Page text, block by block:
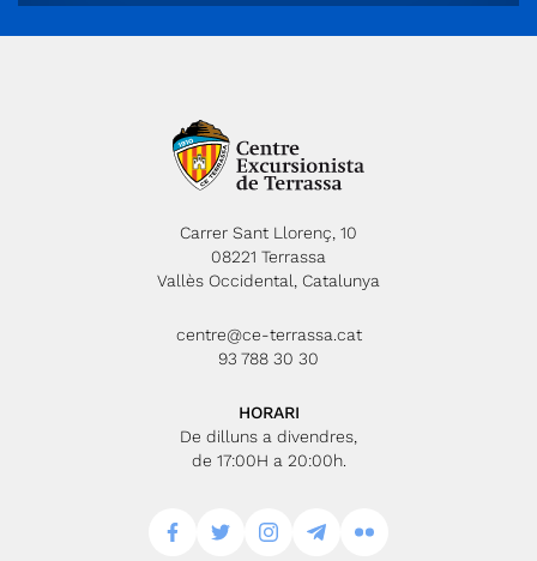
Carrer Sant Llorenç, 10
08221 Terrassa
Vallès Occidental, Catalunya
centre@ce-terrassa.cat
93 788 30 30
HORARI
De dilluns a divendres,
de 17:00H a 20:00h.